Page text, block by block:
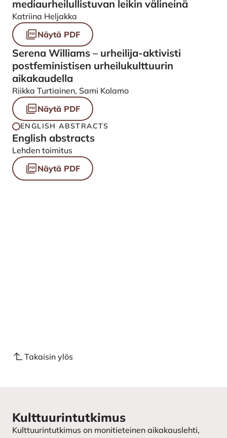
mediaurheilullistuvan leikin välineinä
Katriina Heljakka
Näytä PDF
Serena Williams – urheilija-aktivisti
postfeministisen urheilukulttuurin
aikakaudella
Riikka Turtiainen, Sami Kolamo
Näytä PDF
ENGLISH ABSTRACTS
English abstracts
Lehden toimitus
Näytä PDF
Takaisin ylös
Kulttuurintutkimus
Kulttuurintutkimus on monitieteinen aikakauslehti,